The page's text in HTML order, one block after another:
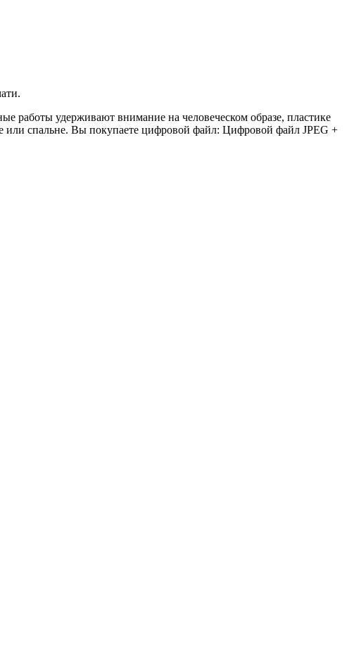
работы удерживают внимание на человеческом образе, пластике
или спальне. Вы покупаете цифровой файл: Цифровой файл JPEG +